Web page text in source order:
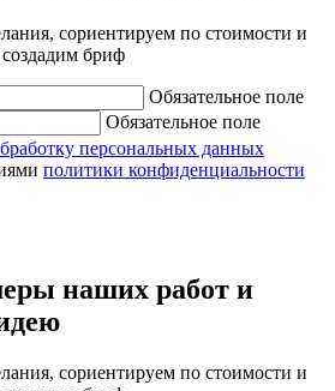
сориентируем по стоимости и
создадим бриф
Обязательное поле
Обязательное поле
персональных данных
политики конфиденциальности
наших работ и
сориентируем по стоимости и